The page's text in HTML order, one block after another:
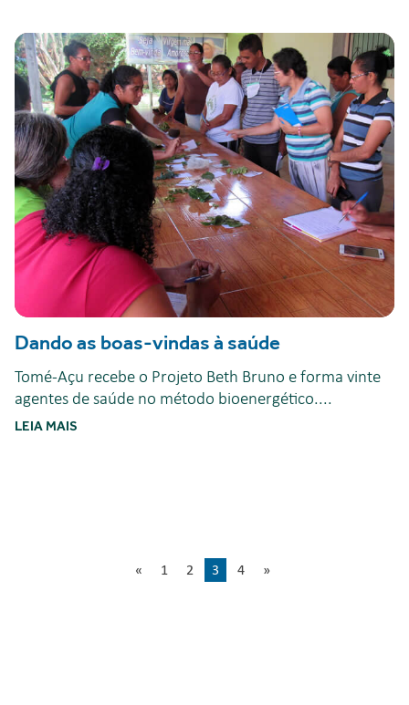
Dando as boas-vindas à saúde
Tomé-Açu recebe o Projeto Beth Bruno e forma vinte
agentes de saúde no método bioenergético....
LEIA MAIS
« 1 2 3 4 »